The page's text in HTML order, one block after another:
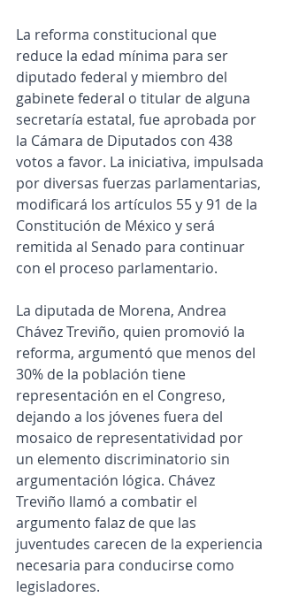
La reforma constitucional que
reduce la edad mínima para ser
diputado federal y miembro del
gabinete federal o titular de alguna
secretaría estatal, fue aprobada por
la Cámara de Diputados con 438
votos a favor. La iniciativa, impulsada
por diversas fuerzas parlamentarias,
modificará los artículos 55 y 91 de la
Constitución de México y será
remitida al Senado para continuar
con el proceso parlamentario.
La diputada de Morena, Andrea
Chávez Treviño, quien promovió la
reforma, argumentó que menos del
30% de la población tiene
representación en el Congreso,
dejando a los jóvenes fuera del
mosaico de representatividad por
un elemento discriminatorio sin
argumentación lógica. Chávez
Treviño llamó a combatir el
argumento falaz de que las
juventudes carecen de la experiencia
necesaria para conducirse como
legisladores.